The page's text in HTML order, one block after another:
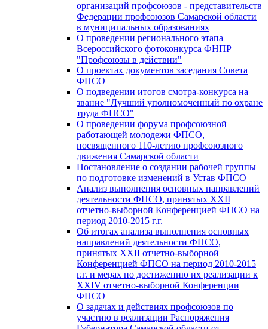
организаций профсоюзов - представительств
Федерации профсоюзов Самарской области
в муниципальных образованиях
О проведении регионального этапа
Всероссийского фотоконкурса ФНПР
"Профсоюзы в действии"
О проектах документов заседания Совета
ФПСО
О подведении итогов смотра-конкурса на
звание "Лучший уполномоченный по охране
труда ФПСО"
О проведении форума профсоюзной
работающей молодежи ФПСО,
посвященного 110-летию профсоюзного
движения Самарской области
Постановление о создании рабочей группы
по подготовке изменений в Устав ФПСО
Анализ выполнения основных направлений
деятельности ФПСО, принятых XXII
отчетно-выборной Конференцией ФПСО на
период 2010-2015 г.г.
Об итогах анализа выполнения основных
направлений деятельности ФПСО,
принятых XXII отчетно-выборной
Конференцией ФПСО на период 2010-2015
г.г. и мерах по достижению их реализации к
XXIV отчетно-выборной Конференции
ФПСО
О задачах и действиях профсоюзов по
участию в реализации Распоряжения